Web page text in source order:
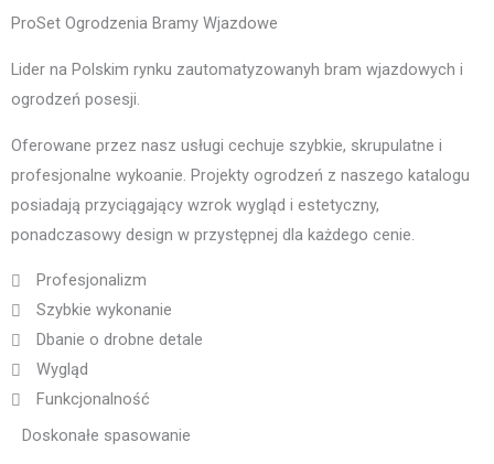
ProSet Ogrodzenia Bramy Wjazdowe
Lider na Polskim rynku zautomatyzowanyh bram wjazdowych i
ogrodzeń posesji.
Oferowane przez nasz usługi cechuje szybkie, skrupulatne i
profesjonalne wykoanie. Projekty ogrodzeń z naszego katalogu
posiadają przyciągający wzrok wygląd i estetyczny,
ponadczasowy design w przystępnej dla każdego cenie.
Profesjonalizm
Szybkie wykonanie
Dbanie o drobne detale
Wygląd
Funkcjonalność
Doskonałe spasowanie